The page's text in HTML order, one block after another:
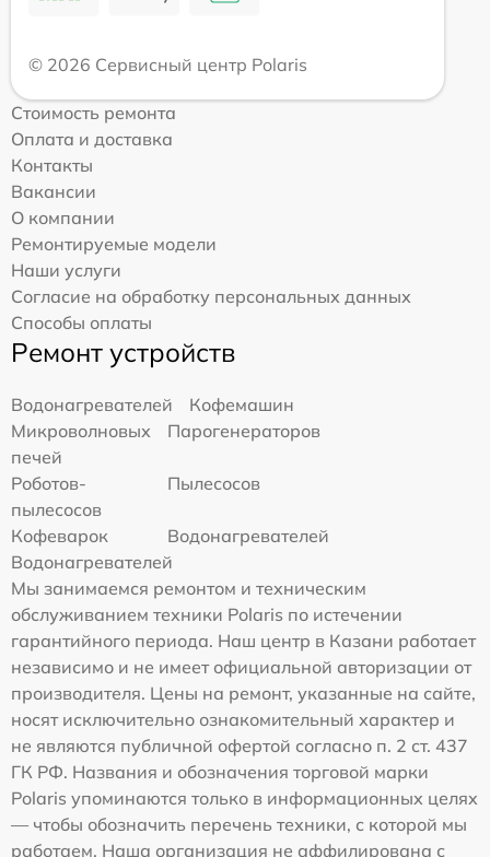
© 2026 Сервисный центр Polaris
Стоимость ремонта
Оплата и доставка
Контакты
Вакансии
О компании
Ремонтируемые модели
Наши услуги
Согласие на обработку персональных данных
Способы оплаты
Ремонт устройств
Водонагревателей
Кофемашин
Микроволновых
печей
Парогенераторов
Роботов-
пылесосов
Пылесосов
Кофеварок
Водонагревателей
Водонагревателей
Мы занимаемся ремонтом и техническим
обслуживанием техники Polaris по истечении
гарантийного периода. Наш центр в Казани работает
независимо и не имеет официальной авторизации от
производителя. Цены на ремонт, указанные на сайте,
носят исключительно ознакомительный характер и
не являются публичной офертой согласно п. 2 ст. 437
ГК РФ. Названия и обозначения торговой марки
Polaris упоминаются только в информационных целях
— чтобы обозначить перечень техники, с которой мы
работаем. Наша организация не аффилирована с